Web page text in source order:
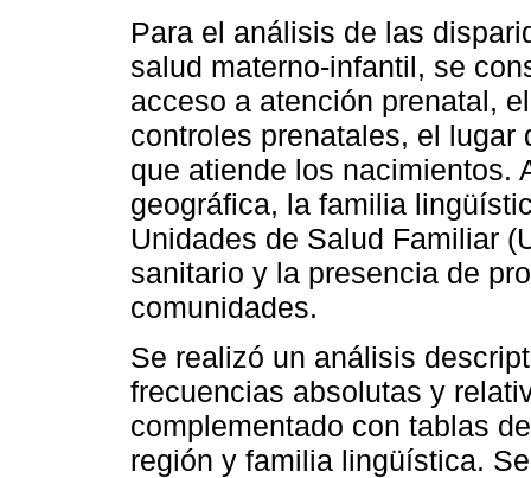
Para el análisis de las
salud materno-infantil, se
acceso a atención prenatal,
controles prenatales, el
que atiende los nacimientos.
geográfica, la familia
Unidades de Salud Familiar
sanitario y la presencia de
comunidades.
Se realizó un análisis
frecuencias absolutas y
complementado con tablas
región y familia lingüística.